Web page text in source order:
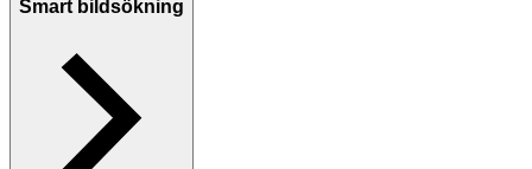
Smart bildsökning